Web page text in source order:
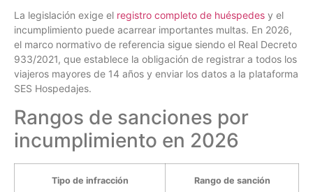
La legislación exige el registro completo de huéspedes y el
incumplimiento puede acarrear importantes multas. En 2026,
el marco normativo de referencia sigue siendo el Real Decreto
933/2021, que establece la obligación de registrar a todos los
viajeros mayores de 14 años y enviar los datos a la plataforma
SES Hospedajes.
Rangos de sanciones por
incumplimiento en 2026
Tipo de infracción Rango de sanción